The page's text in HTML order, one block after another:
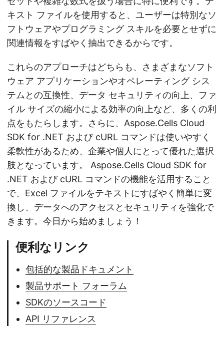
キスト ファイルを使用すると、ユーザーは特別なソ
フトウェアやプログラミング スキルを必要とせずに
関連情報をすばやく抽出できるからです。
これらのアプローチはどちらも、さまざまなソフト
ウェア アプリケーションやオペレーティング シス
テムとの互換性、データ セキュリティの向上、ファ
イル サイズの縮小による効率の向上など、多くの利
点をもたらします。さらに、Aspose.Cells Cloud
SDK for .NET および cURL コマンドは使いやすく
柔軟性があるため、企業や個人にとって優れた選択
肢となっています。 Aspose.Cells Cloud SDK for
.NET および cURL コマンドの機能を活用すること
で、Excel ファイルをテキストにすばやく簡単に変
換し、データへのアクセスとセキュリティを強化で
きます。今日から始めましょう！
便利なリンク
包括的な製品ドキュメント
製品サポート フォーラム
SDKのソースコード
API リファレンス